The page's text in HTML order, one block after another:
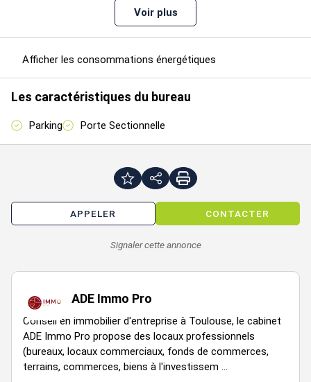
Voir plus
Afficher les consommations énergétiques
Les caractéristiques du bureau
Parking Porte Sectionnelle
APPELER CONTACTER
Signaler cette annonce
ADE Immo Pro
Conseil en immobilier d'entreprise à Toulouse, le cabinet
ADE Immo Pro propose des locaux professionnels
(bureaux, locaux commerciaux, fonds de commerces,
terrains, commerces, biens à l'investissem ...